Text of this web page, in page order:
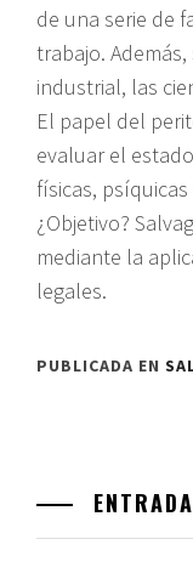
de una serie de
trabajo.
industrial, las
El papel del
evaluar el
físicas,
¿Objetivo?
mediante la
legales.
PUBLICADA EN